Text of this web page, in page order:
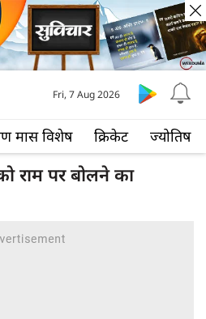
मास विशेष क्रिकेट ज्योतिष
Fri, 7 Aug 2026
राम पर बोलने का